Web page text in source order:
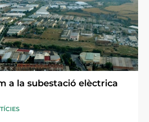
a la subestació elèctrica